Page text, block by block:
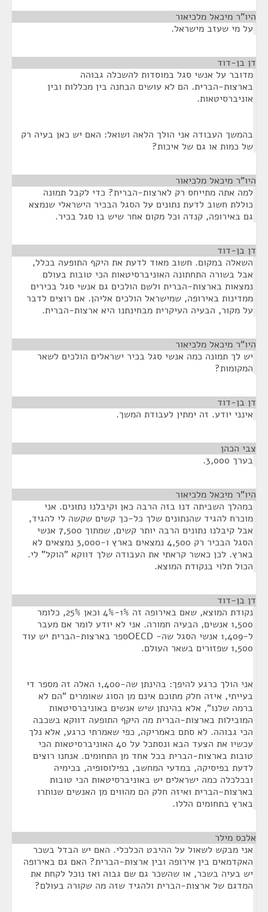
היו"ר מיכאל מלכיאור
על מי שעזב מישראל.
דן בן-דוד
מדובר על אנשי סגל במוסדות להשכלה גבוהה
בארצות-הברית. הם לא עושים הבחנה בין מכללות ובין
אוניברסיטאות.
בהמשך העבודה אני הולך הלאה ושואל: האם יש כאן בעיה רק
של כמות או גם של איכות?
היו"ר מיכאל מלכיאור
למה אתה מתייחס רק לארצות-הברית? כדי לקבל תמונה
כוללת חשוב לדעת נתונים על הסגל הבכיר הישראלי שנמצא
גם באירופה, קנדה וכל מקום אחר שיש בו סגל בכיר.
דן בן-דוד
השאלה במקום. חשוב מאוד לדעת את היקף התופעה בכלל,
אבל בשורה התחתונה האוניברסיטאות הכי טובות בעולם
נמצאות בארצות-הברית ולשם הולכים גם אנשי סגל בכירים
ממדינות באירופה, שמישראל הולכים אליהן. אם רוצים לדבר
על מקור, הבעיה העיקרית מבחינתנו היא ארצות-הברית.
היו"ר מיכאל מלכיאור
יש לך תמונה כמה אנשי סגל בכיר ישראלים הולכים לשאר
המקומות?
דן בן-דוד
אינני יודע. זה ימתין לעבודת המשך.
צבי הכהן
בערך 3,000.
היו"ר מיכאל מלכיאור
במהלך השביתה דנו בזה הרבה כאן וקיבלנו נתונים. אני
מוכרח להגיד שהנתונים שלך כל-כך קשים שקשה לי להגיד,
אבל קיבלנו נתונים הרבה יותר קשים, שמתוך 7,500 אנשי
הסגל הבכיר רק 4,500 נמצאים בארץ ו-3,000 נמצאים לא
בארץ. לכן כאשר קראתי את העבודה שלך דווקא "הוקל" לי.
הכול תלוי בנקודת המוצא.
דן בן-דוד
נקודת המוצא, שאם באירופה זה 1%-4% וכאן 25%, כלומר
1,500 אנשים, הבעיה חמורה. אני לא יודע לומר אם מעבר
ל-1,409 אנשי הסגל שה- OECDספר בארצות-הברית יש עוד
1,500 שפזורים בשאר העולם.
אני הולך כרגע להיפך: בהינתן שה-1,400 האלה זה מספר די
בעייתי, איזה חלק מתוכם אינם מן הסוג שאומרים "הם לא
ברמה שלנו", אלא בהינתן שיש אנשים באוניברסיטאות
המובילות בארצות-הברית מה היקף התופעה דווקא בשכבה
הכי גבוהה. לא סתם באמריקה, כפי שאמרתי כרגע, אלא נלך
עכשיו את הצעד הבא ונסתכל על 40 האוניברסיטאות הכי
טובות בארצות-הברית בכל אחד מן התחומים. אנחנו רוצים
לדעת בפיסיקה, במדעי המחשב, בפילוסופיה, בכימיה
ובכלכלה כמה ישראלים יש באוניברסיטאות הכי טובות
בארצות-הברית ואיזה חלק הם מהווים מן האנשים שנותרו
בארץ בתחומים הללו.
אלכס מילר
אני מבקש לשאול על ההיבט הכלכלי. האם יש הבדל בשכר
האקדמאים בין אירופה ובין ארצות-הברית? האם גם באירופה
יש בעיה בשכר, או שהשכר גם שם גבוה ואז נוכל לקחת את
המדגם של ארצות-הברית ולהגיד שזה מה שקורה בעולם?